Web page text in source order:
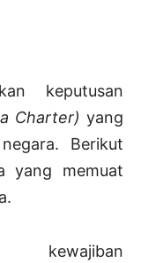
keputusan
Charter)yang
Berikut
yang memuat
kewajiban